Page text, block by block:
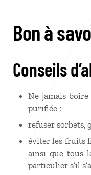
Bon à
Conseils
Ne jamais
purifiée ;
refuser sorbets,
éviter les fruits
ainsi que tous
particulier s’il